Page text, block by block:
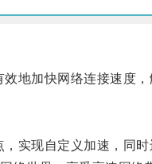
加快网络连接速度，
现自定义加速，同时